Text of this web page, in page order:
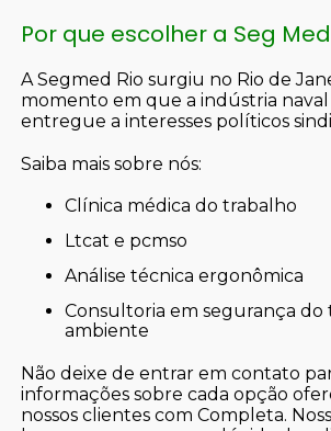
Por que escolher a Seg
A Segmed Rio surgiu no Rio de
momento em que a indústria naval
entregue a interesses políticos
Saiba mais sobre nós:
clínica médica do trabalho
ltcat e pcmso
análise técnica ergonômica
consultoria em segurança do trabalho e meio
ambiente
Não deixe de entrar em contato
informações sobre cada opção
nossos clientes com Completa.